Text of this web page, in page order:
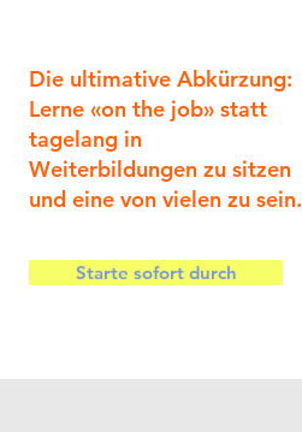
Die ultimative Abkürzung:
Lerne «on the job» statt
tagelang in
Weiterbildungen zu sitzen
und eine von vielen zu sein.
Starte sofort durch